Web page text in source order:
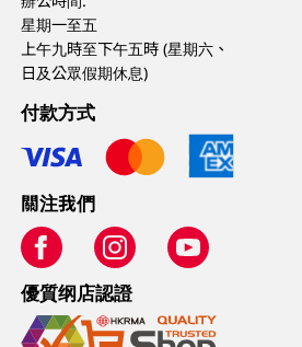
星期一至五
上午九時至下午五時 (星期六、
日及公眾假期休息)
付款方式
關注我們
優質纲店認證